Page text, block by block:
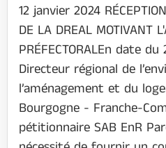
12 janvier 2024
DE LA DREAL MOTIVANT
PRÉFECTORALEn date
Directeur régional de
l’aménagement et du
Bourgogne - Franche-
pétitionnaire SAB EnR